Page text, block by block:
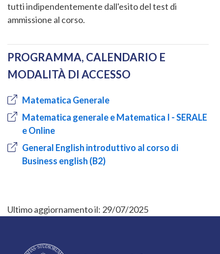
tutti indipendentemente dall'esito del test di
ammissione al corso.
PROGRAMMA, CALENDARIO E
MODALITÀ DI ACCESSO
Matematica Generale
Matematica generale e Matematica I - SERALE
e Online
General English introduttivo al corso di
Business english (B2)
Ultimo aggiornamento il: 29/07/2025